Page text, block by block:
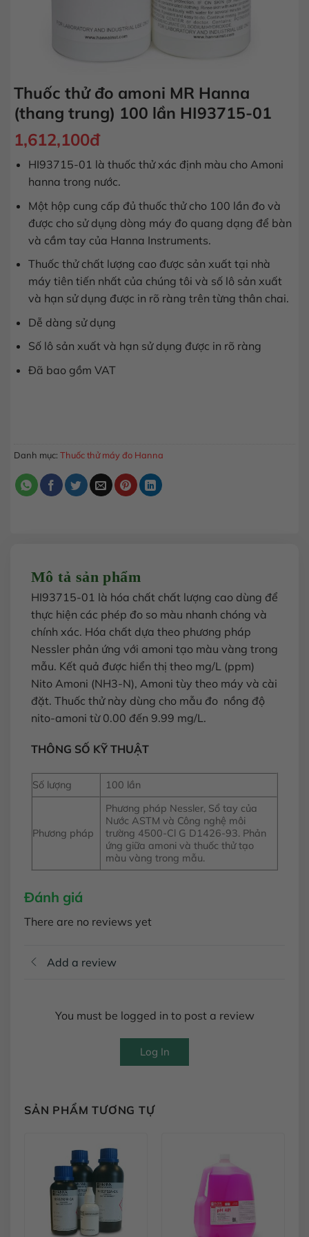
Thuốc thử đo amoni MR Hanna
(thang trung) 100 lần HI93715-01
1,612,100đ
HI93715-01 là thuốc thử xác định màu cho Amoni
hanna trong nước.
Một hộp cung cấp đủ thuốc thử cho 100 lần đo và
được cho sử dụng dòng máy đo quang dạng để bàn
và cầm tay của Hanna Instruments.
Thuốc thử chất lượng cao được sản xuất tại nhà
máy tiên tiến nhất của chúng tôi và số lô sản xuất
và hạn sử dụng được in rõ ràng trên từng thân chai.
Dễ dàng sử dụng
Số lô sản xuất và hạn sử dụng được in rõ ràng
Đã bao gồm VAT
Danh mục: Thuốc thử máy đo Hanna
Mô tả sản phẩm
HI93715-01 là hóa chất chất lượng cao dùng để
thực hiện các phép đo so màu nhanh chóng và
chính xác. Hóa chất dựa theo phương pháp
Nessler phản ứng với amoni tạo màu vàng trong
mẫu. Kết quả được hiển thị theo mg/L (ppm)
Nito Amoni (NH3-N), Amoni tùy theo máy và cài
đặt. Thuốc thử này dùng cho mẫu đo nồng độ
nito-amoni từ 0.00 đến 9.99 mg/L.
THÔNG SỐ KỸ THUẬT
Số lượng 100 lần
Phương pháp
Phương pháp Nessler, Sổ tay của
Nước ASTM và Công nghệ môi
trường 4500-Cl G D1426-93. Phản
ứng giữa amoni và thuốc thử tạo
màu vàng trong mẫu.
Đánh giá
There are no reviews yet
Add a review
You must be logged in to post a review
Log In
SẢN PHẨM TƯƠNG TỰ